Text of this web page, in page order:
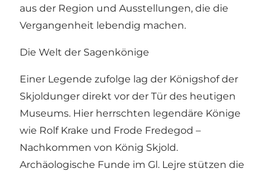
aus der Region und Ausstellungen, die die
Vergangenheit lebendig machen.
Die Welt der Sagenkönige
Einer Legende zufolge lag der Königshof der
Skjoldunger direkt vor der Tür des heutigen
Museums. Hier herrschten legendäre Könige
wie Rolf Krake und Frode Fredegod –
Nachkommen von König Skjold.
Archäologische Funde im Gl. Lejre stützen die